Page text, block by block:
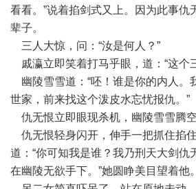
看看。”说着掐剑式又上。因为此事仇
辈子。
三人大惊，问：“汝是何人？”
戚瀛立即笑着打马乎眼，道：“这个
幽陵雪雪道：“呸！谁是你的内人。
世家，前来找这个泼皮水忘忧报仇。”
仇无恨立即眼现杀机，幽陵雪雪腾空
仇无恨轻身闪开，伸手一把抓住掐
道：“你可知我是谁？我乃刑天大剑仇
在幽陵无欲手下。”她圆睁美目望着他。